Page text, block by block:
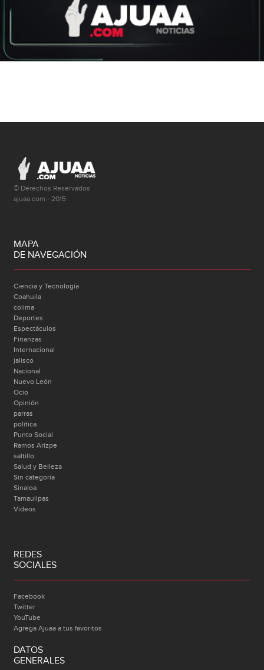
© Derechos Reservados
ajuaa.com - 2015
MAPA
DE NAVEGACIÓN
Ciencia y Tecnología
Coahuila
colima
Deportes
Espectáculos
Finanzas
Internacional
jalisco
Nacional
Nuevo León
Ocio
Opinión
parras
politica
Punto Social
Ramos Arizpe
saltillo
Salud y Belleza
Sin categoría
Sinaloa
Tamaulipas
Videos
REDES
SOCIALES
Facebook
Twitter
YouTube
Agrega Ajuaa a tus favoritos
DATOS
GENERALES